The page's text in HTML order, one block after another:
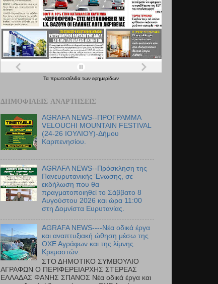
Τα πρωτοσέλιδα των εφημερίδων
ΔΗΜΟΦΙΛΕΊΣ ΑΝΑΡΤΉΣΕΙΣ
AGRAFA NEWS--ΠΡΟΓΡΑΜΜΑ
VELOUCHI MOUNTAIN FESTIVAL
(24-26 ΙΟΥΛΙΟΥ)-Δήμου
Καρπενησίου.
AGRAFA NEWS--Πρόσκληση της
Πανευρυτανικής Ένωσης, σε
εκδήλωση που θα
πραγματοποιηθεί το Σάββατο 8
Αυγούστου 2026 και ώρα 11:00
στη Δομνίστα Ευρυτανίας.
AGRAFA NEWS----Νέα οδικά έργα
και αναπτυξιακή ώθηση μέσω της
ΟΧΕ Αγράφων και της λίμνης
Κρεμαστών.
ΣΤΟ ΔΗΜΟΤΙΚΟ ΣΥΜΒΟΥΛΙΟ
ΑΓΡΑΦΩΝ Ο ΠΕΡΙΦΕΡΕΙΑΡΧΗΣ ΣΤΕΡΕΑΣ
ΕΛΛΑΔΑΣ ΦΑΝΗΣ ΣΠΑΝΟΣ Νέα οδικά έργα και